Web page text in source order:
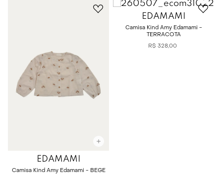
EDAMAMI
Camisa Kind Amy Edamami - BEGE
EDAMAMI
Camisa Kind Amy Edamami -
TERRACOTA
R$ 328,00